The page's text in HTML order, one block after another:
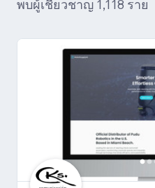
พบผู้เชี่ยวชาญ 1,118 ราย